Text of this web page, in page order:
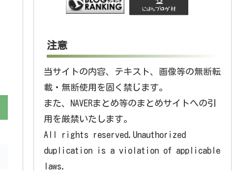
注意
当サイトの内容、テキスト、画像等の無断転
載・無断使用を固く禁じます。
また、NAVERまとめ等のまとめサイトへの引
用を厳禁いたします。
All rights reserved.Unauthorized
duplication is a violation of applicable
laws.